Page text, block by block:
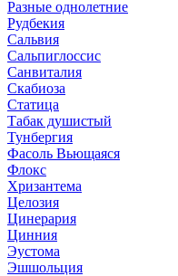
Разные однолетние
Рудбекия
Сальвия
Сальпиглоссис
Санвиталия
Скабиоза
Статица
Табак душистый
Тунбергия
Фасоль Вьющаяся
Флокс
Хризантема
Целозия
Цинерария
Цинния
Эустома
Эшшольция